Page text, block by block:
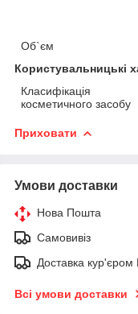
Об`єм
Користувальницькі
Класифікація
косметичного засобу
Приховати
Умови доставки
Нова Пошта
Самовивіз
Доставка кур'єром
Всі умови доставки